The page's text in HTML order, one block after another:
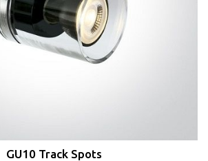
GU10 Track Spots